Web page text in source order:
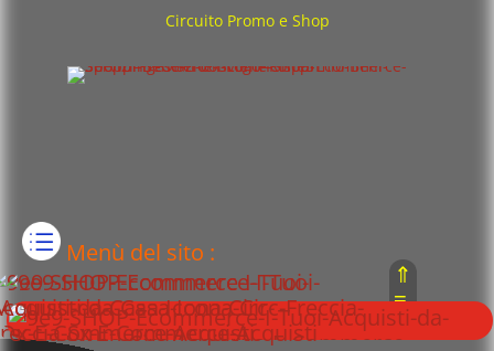
Circuito Promo e Shop
Menù del sito :
Home
⇑
≡
⇓